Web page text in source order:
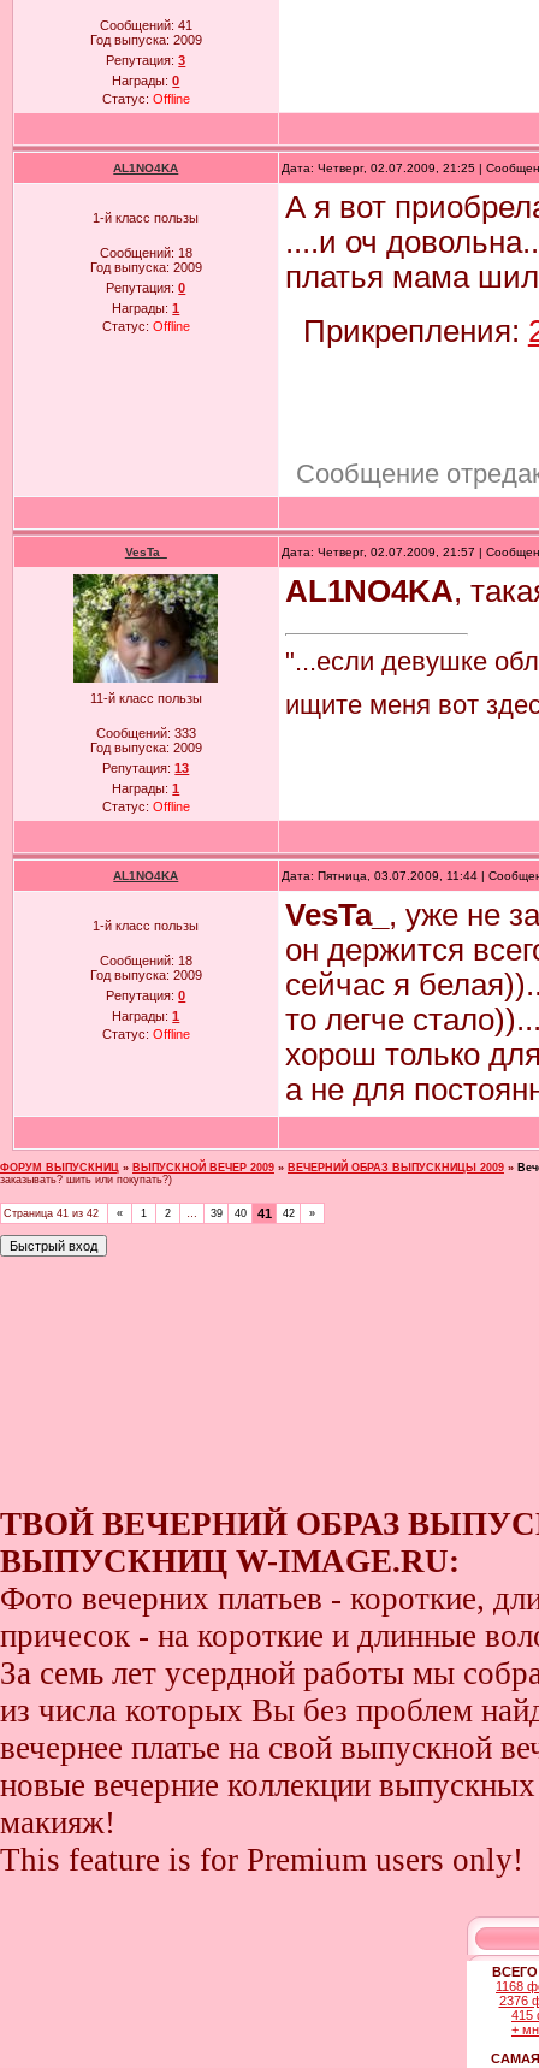
Сообщений: 41
Год выпуска: 2009
Репутация:3
Награды:0
Статус: Offline
AL1NO4KA Дата: Четверг, 02.07.2009, 21:25 |
1-й класс пользы
Сообщений: 18
Год выпуска: 2009
Репутация:0
Награды:1
Статус: Offline
А я вот
....и оч
платья мама
Прикрепления:
Сообщение
VesTa_ Дата: Четверг, 02.07.2009, 21:57 |
11-й класс пользы
Сообщений: 333
Год выпуска: 2009
Репутация:13
Награды:1
Статус: Offline
AL1NO4KA,
"...если девушке
ищите меня вот
AL1NO4KA Дата: Пятница, 03.07.2009, 11:44 |
1-й класс пользы
Сообщений: 18
Год выпуска: 2009
Репутация:0
Награды:1
Статус: Offline
VesTa_ , уже не
он держится
сейчас я
то легче
хорош только
а не для
ФОРУМ ВЫПУСКНИЦ » ВЫПУСКНОЙ ВЕЧЕР 2009 » ВЕЧЕРНИЙ ОБРАЗ ВЫПУСКНИЦЫ 2009 »
заказывать? шить или покупать?)
Страница 41 из 42 « 1 2 … 39 40 41 42 »
ТВОЙ ВЕЧЕРНИЙ ОБРАЗ
ВЫПУСКНИЦ W-IMAGE.RU:
Фото вечерних платьев - короткие,
причесок - на короткие и длинные
За семь лет усердной работы мы
из числа которых Вы без проблем
вечернее платье на свой выпускной
новые вечерние коллекции
макияж!
This feature is for Premium users only!
1168
2376
415
+